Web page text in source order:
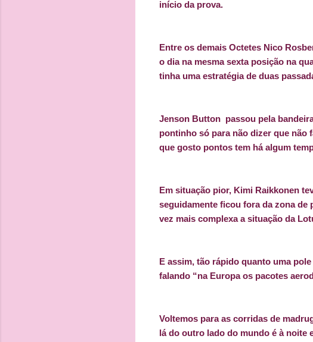
início da prova.
Entre os demais Octetes Nico
o dia na mesma sexta posição na
tinha uma estratégia de duas
Jenson Button passou pela
pontinho só para não dizer que não
que gosto pontos tem há algum
Em situação pior, Kimi Raikkonen
seguidamente ficou fora da zona
vez mais complexa a situação da
E assim, tão rápido quanto uma
falando “na Europa os pacotes
Voltemos para as corridas de
lá do outro lado do mundo é à noite